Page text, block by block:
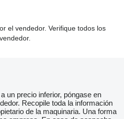
el vendedor. Verifique todos los
un precio inferior, póngase en
Recopile toda la información
de la maquinaria. Una forma